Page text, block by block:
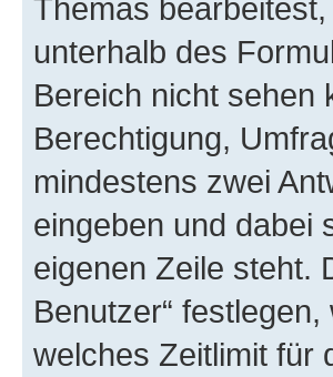
Themas
unterhalb des
Bereich nicht sehen
Berechtigung,
mindestens zwei
eingeben und dabei
eigenen Zeile steht.
Benutzer“
welches Zeitlimit für